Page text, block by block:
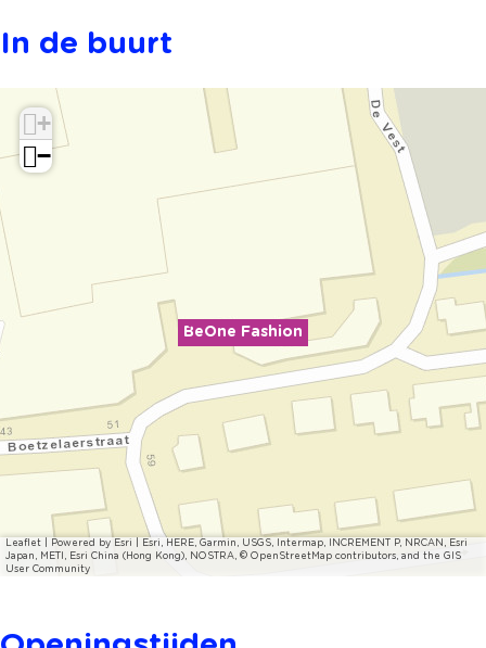
o
n
i
o
In de buurt
BeOne Fashion
+
−
Leaflet
Powered by Esri | Esri, HERE, Garmin, USGS, Intermap, INCREMENT P, NRCAN, Esri
Japan, METI, Esri China (Hong Kong), NOSTRA, © OpenStreetMap contributors, and the GIS
User Community